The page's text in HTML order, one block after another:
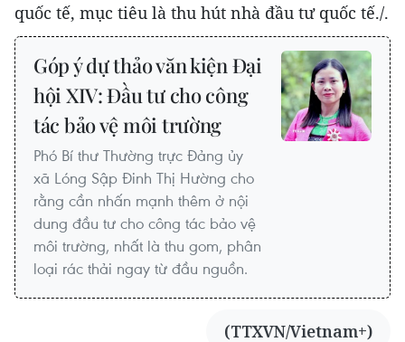
quốc tế, mục tiêu là thu hút nhà đầu tư quốc tế./.
Góp ý dự thảo văn kiện Đại
hội XIV: Đầu tư cho công
tác bảo vệ môi trường
Phó Bí thư Thường trực Đảng ủy
xã Lóng Sập Đinh Thị Hường cho
rằng cần nhấn mạnh thêm ở nội
dung đầu tư cho công tác bảo vệ
môi trường, nhất là thu gom, phân
loại rác thải ngay từ đầu nguồn.
(TTXVN/Vietnam+)